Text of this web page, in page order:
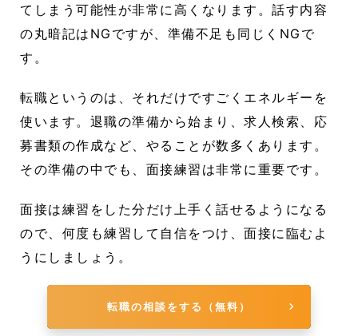
てしまう可能性が非常に高くなります。話す内容
の丸暗記はNGですが、準備不足も同じくNGで
す。
転職というのは、それだけですごくエネルギーを
使います。退職の準備から始まり、求人検索、応
募書類の作成など、やることが数多くあります。
その準備の中でも、面接練習は非常に重要です。
面接は練習をした分だけ上手く話せるようになる
ので、何度も練習して自信をつけ、面接に臨むよ
うにしましょう。
転職の相談をする（無料）